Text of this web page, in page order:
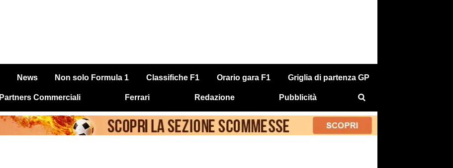
News Non solo Formula 1 Classifiche F1 Orario gara F1 Griglia di partenza GP
Partners Commerciali Ferrari Redazione Pubblicità